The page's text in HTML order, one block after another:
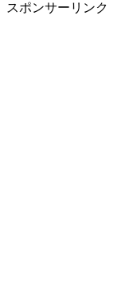
スポンサーリンク